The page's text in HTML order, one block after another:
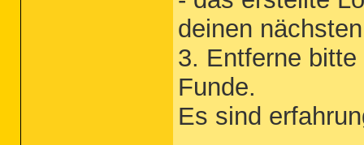
deinen
3. Entferne
Funde.
Es sind